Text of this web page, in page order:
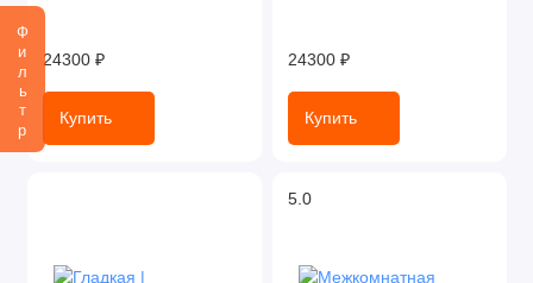
Фильтр 24300 ₽
Купить
24300 ₽
Купить
5.0